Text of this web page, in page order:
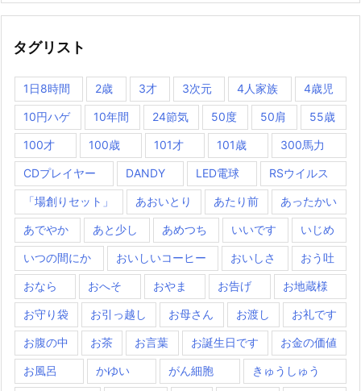
タグリスト
1日8時間 2歳 3才 3次元 4人家族 4歳児
10円ハゲ 10年間 24節気 50度 50肩 55歳
100才 100歳 101才 101歳 300馬力
CDプレイヤー DANDY LED電球 RSウイルス
「場創りセット」 あおいとり あたり前 あったかい
あでやか あと少し あめつち いいです いじめ
いつの間にか おいしいコーヒー おいしさ おう吐
おなら おへそ おやま お告げ お地蔵様
お守り袋 お引っ越し お母さん お渡し お礼です
お腹の中 お茶 お言葉 お誕生日です お金の価値
お風呂 かゆい がん細胞 きゅうしゅう